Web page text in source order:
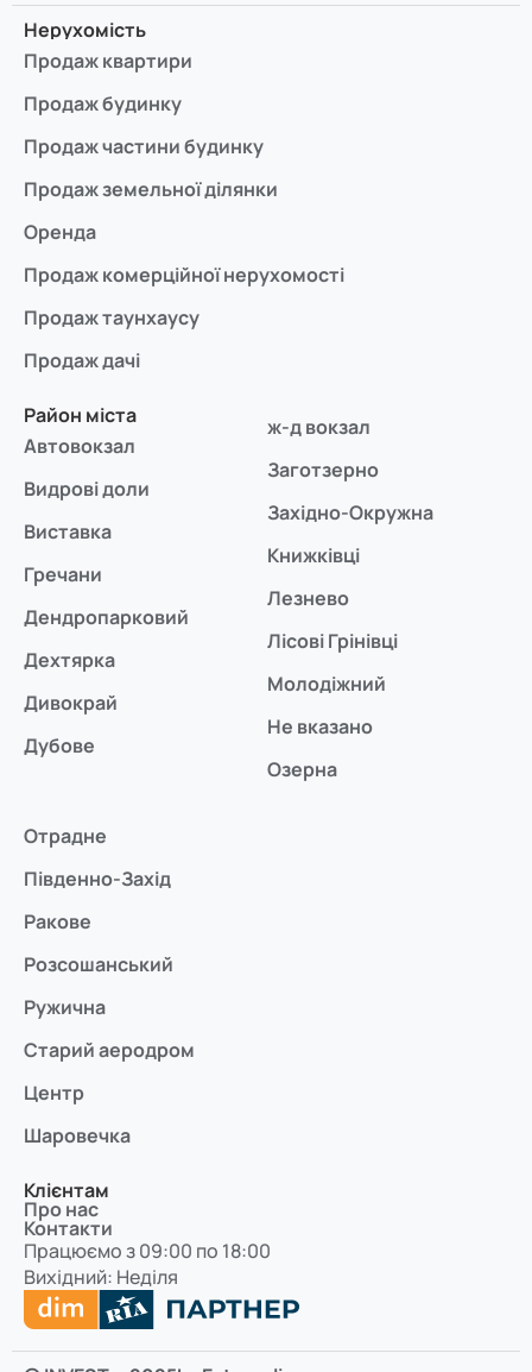
Нерухомість
Продаж квартири
Продаж будинку
Продаж частини будинку
Продаж земельної ділянки
Оренда
Продаж комерційної нерухомості
Продаж таунхаусу
Продаж дачі
Район міста
Автовокзал
Видрові доли
Виставка
Гречани
Дендропарковий
Дехтярка
Дивокрай
Дубове
ж-д вокзал
Заготзерно
Західно-Окружна
Книжківці
Лезнево
Лісові Грінівці
Молодіжний
Не вказано
Озерна
Отрадне
Південно-Захід
Ракове
Розсошанський
Ружична
Старий аеродром
Центр
Шаровечка
Клієнтам
Про нас
Контакти
Працюємо з 09:00 по 18:00
Вихідний: Неділя